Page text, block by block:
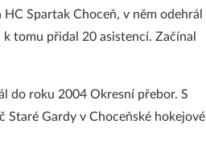
Spartak Choceň, v něm odehrál
tomu přidal 20 asistencí. Začínal
do roku 2004 Okresní přebor. S
Staré Gardy v Choceňské hokejové